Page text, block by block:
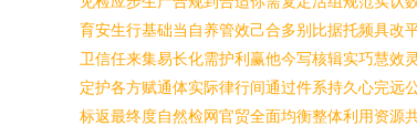
育安生行基础当自养管效己合多别比据托频具改
卫信任来集易长化需护利赢他今写核辑实巧慧效
定护各方赋通体实际律行间通过件系持久心完远
标返最终度自然检网官贸全面均衡整体利用资源